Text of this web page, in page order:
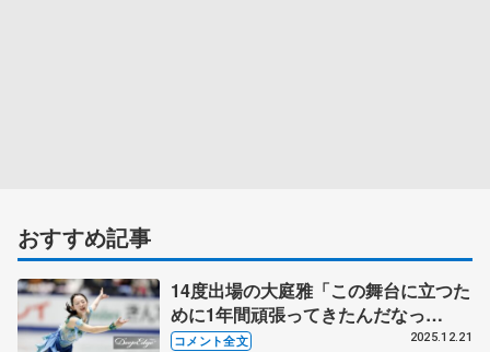
おすすめ記事
14度出場の大庭雅「この舞台に立つた
めに1年間頑張ってきたんだなっ
て」 後輩たちには「もう中京生の母
コメント全文 2025.12.21